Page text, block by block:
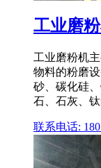
工业磨
工业磨粉机
物料的粉磨
砂、碳化硅
石、石灰、
联系电话: 180